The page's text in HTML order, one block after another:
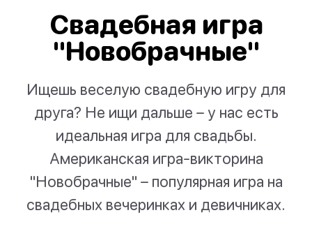
Свадебная игра
"Новобрачные"
Ищешь веселую свадебную игру для
друга? Не ищи дальше – у нас есть
идеальная игра для свадьбы.
Американская игра-викторина
"Новобрачные" – популярная игра на
свадебных вечеринках и девичниках.